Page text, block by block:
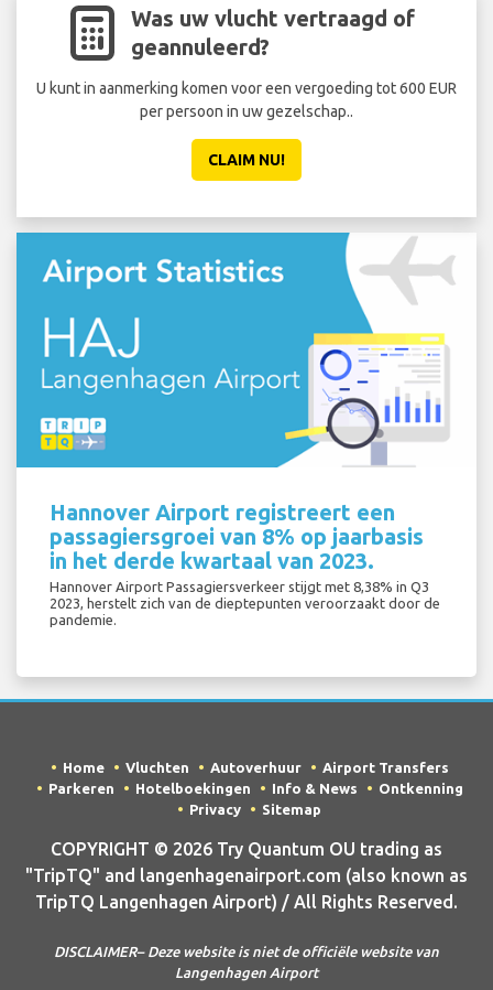
Was uw vlucht vertraagd of
geannuleerd?
U kunt in aanmerking komen voor een vergoeding tot 600 EUR
per persoon in uw gezelschap..
CLAIM NU!
Hannover Airport registreert een
passagiersgroei van 8% op jaarbasis
in het derde kwartaal van 2023.
Hannover Airport Passagiersverkeer stijgt met 8,38% in Q3
2023, herstelt zich van de dieptepunten veroorzaakt door de
pandemie.
Home Vluchten Autoverhuur
Airport Transfers
Parkeren
Hotelboekingen Info & News
Ontkenning
Privacy
Sitemap
COPYRIGHT © 2026 Try Quantum OU trading as
"TripTQ" and langenhagenairport.com (also known as
TripTQ Langenhagen Airport) / All Rights Reserved.
DISCLAIMER– Deze website is niet de officiële website van
Langenhagen Airport